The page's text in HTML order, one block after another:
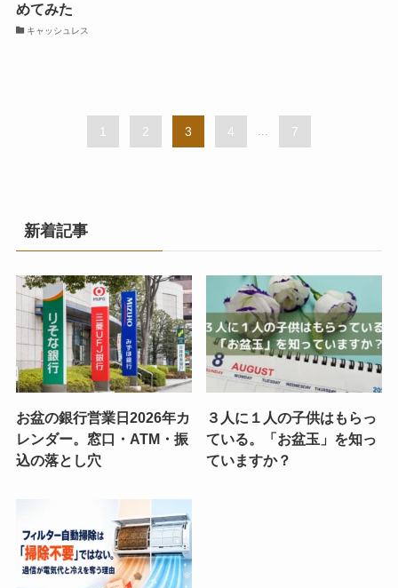
めてみた
キャッシュレス
1 2 3 4 ... 7
新着記事
お盆の銀行営業日2026年カ
レンダー。窓口・ATM・振
込の落とし穴
３人に１人の子供はもらっ
ている。「お盆玉」を知っ
ていますか？